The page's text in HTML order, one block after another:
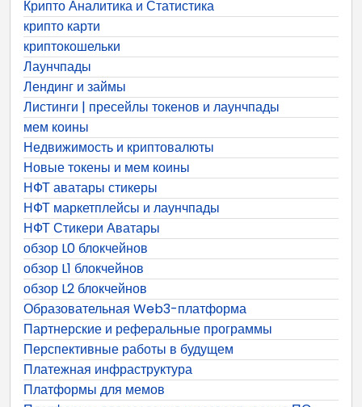
Крипто Аналитика и Статистика
крипто карти
криптокошельки
Лаунчпады
Лендинг и займы
Листинги | пресейлы токенов и лаунчпады
мем коины
Недвижимость и криптовалюты
Новые токены и мем коины
НФТ аватары стикеры
НФТ маркетплейсы и лаунчпады
НФТ Стикери Аватары
обзор L0 блокчейнов
обзор L1 блокчейнов
обзор L2 блокчейнов
Образовательная Web3-платформа
Партнерские и реферальные программы
Перспективные работы в будущем
Платежная инфраструктура
Платформы для мемов